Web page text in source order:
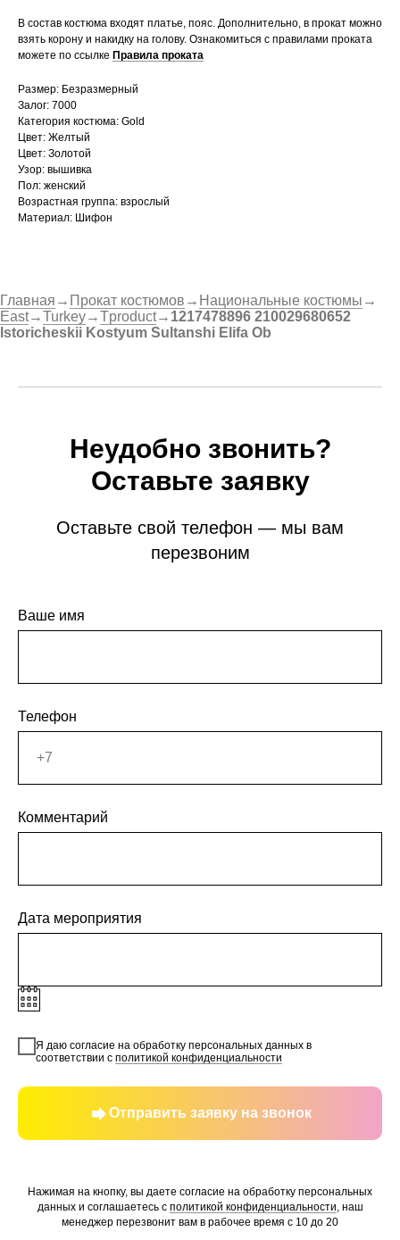
В состав костюма входят платье, пояс. Дополнительно, в прокат можно
взять корону и накидку на голову. Ознакомиться с правилами проката
можете по ссылке Правила проката
Размер: Безразмерный
Залог: 7000
Категория костюма: Gold
Цвет: Желтый
Цвет: Золотой
Узор: вышивка
Пол: женский
Возрастная группа: взрослый
Материал: Шифон
Главная → Прокат костюмов → Национальные костюмы →
East→Turkey→Tproduct→ 1217478896 210029680652
Istoricheskii Kostyum Sultanshi Elifa Ob
Неудобно звонить?
Оставьте заявку
Оставьте свой телефон — мы вам
перезвоним
Ваше имя
Телефон
Комментарий
Дата мероприятия
Я даю согласие на обработку персональных данных в
соответствии с политикой конфиденциальности
Отправить заявку на звонок
Нажимая на кнопку, вы даете согласие на обработку персональных
данных и соглашаетесь c политикой конфиденциальности, наш
менеджер перезвонит вам в рабочее время с 10 до 20